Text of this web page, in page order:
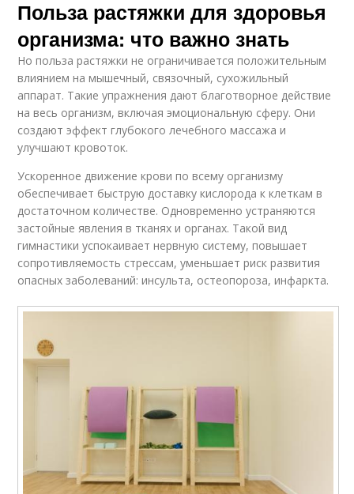
Польза растяжки для здоровья
организма: что важно знать
Но польза растяжки не ограничивается положительным
влиянием на мышечный, связочный, сухожильный
аппарат. Такие упражнения дают благотворное действие
на весь организм, включая эмоциональную сферу. Они
создают эффект глубокого лечебного массажа и
улучшают кровоток.
Ускоренное движение крови по всему организму
обеспечивает быструю доставку кислорода к клеткам в
достаточном количестве. Одновременно устраняются
застойные явления в тканях и органах. Такой вид
гимнастики успокаивает нервную систему, повышает
сопротивляемость стрессам, уменьшает риск развития
опасных заболеваний: инсульта, остеопороза, инфаркта.